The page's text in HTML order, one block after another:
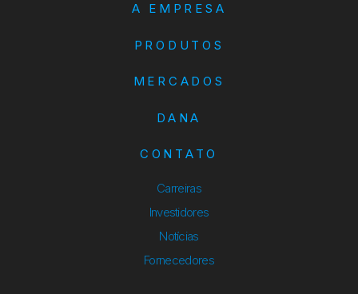
A EMPRESA
PRODUTOS
MERCADOS
DANA
CONTATO
Carreiras
Investidores
Notícias
Fornecedores